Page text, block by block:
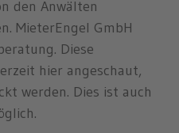
den Anwälten
MieterEngel GmbH
Diese
hier angeschaut,
werden. Dies ist auch